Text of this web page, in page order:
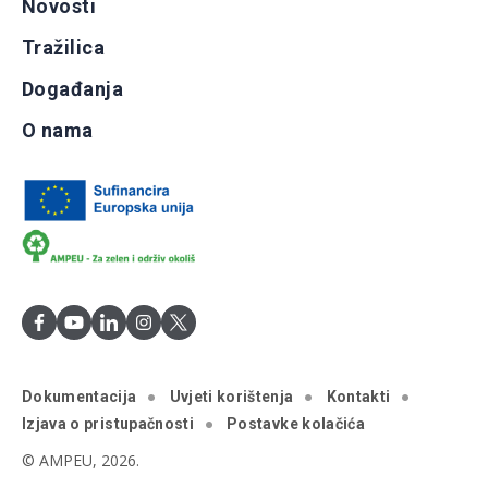
Novosti
Tražilica
Događanja
O nama
Dokumentacija Uvjeti korištenja
Kontakti
Izjava o pristupačnosti
Postavke kolačića
© AMPEU, 2026.